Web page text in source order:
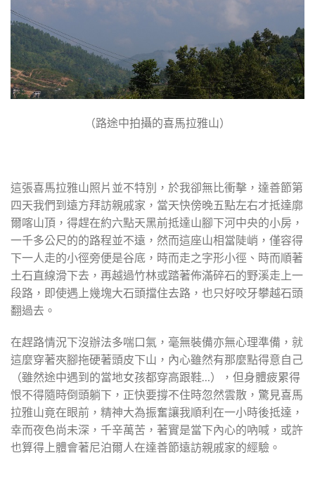
（路途中拍攝的喜馬拉雅山）
這張喜馬拉雅山照片並不特別，於我卻無比衝擊，達善節第
四天我們到遠方拜訪親戚家，當天快傍晚五點左右才抵達廓
爾喀山頂，得趕在約六點天黑前抵達山腳下河中央的小房，
一千多公尺的的路程並不遠，然而這座山相當陡峭，僅容得
下一人走的小徑旁便是谷底，時而走之字形小徑、時而順著
土石直線滑下去，再越過竹林或踏著佈滿碎石的野溪走上一
段路，即使遇上幾塊大石頭擋住去路，也只好咬牙攀越石頭
翻過去。
在趕路情況下沒辦法多喘口氣，毫無裝備亦無心理準備，就
這麼穿著夾腳拖硬著頭皮下山，內心雖然有那麼點得意自己
（雖然途中遇到的當地女孩都穿高跟鞋…），但身體疲累得
恨不得隨時倒頭躺下，正快要撐不住時忽然雲散，驚見喜馬
拉雅山竟在眼前，精神大為振奮讓我順利在一小時後抵達，
幸而夜色尚未深，千辛萬苦，著實是當下內心的吶喊，或許
也算得上體會著尼泊爾人在達善節遠訪親戚家的經驗。